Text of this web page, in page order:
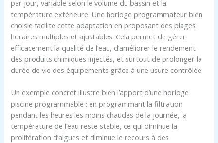
par jour, variable selon le volume du bassin et la
température extérieure. Une horloge programmateur bien
choisie facilite cette adaptation en proposant des plages
horaires multiples et ajustables. Cela permet de gérer
efficacement la qualité de l’eau, d’améliorer le rendement
des produits chimiques injectés, et surtout de prolonger la
durée de vie des équipements grâce à une usure contrôlée.
Un exemple concret illustre bien l’apport d’une horloge
piscine programmable : en programmant la filtration
pendant les heures les moins chaudes de la journée, la
température de l’eau reste stable, ce qui diminue la
prolifération d’algues et diminue le recours à des